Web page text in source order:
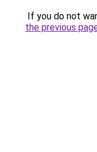
If you do not
the previous